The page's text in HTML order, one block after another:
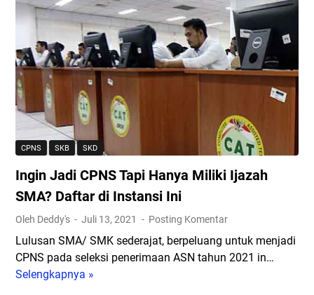
u
s
S
l
A
d
m
n
i
s
CPNS SKB SKD
Ingin Jadi CPNS Tapi Hanya Miliki Ijazah
SMA? Daftar di Instansi Ini
Oleh Deddy's Juli 13, 2021 Posting Komentar
Lulusan SMA/ SMK sederajat, berpeluang untuk menjadi
CPNS pada seleksi penerimaan ASN tahun 2021 in…
Selengkapnya »